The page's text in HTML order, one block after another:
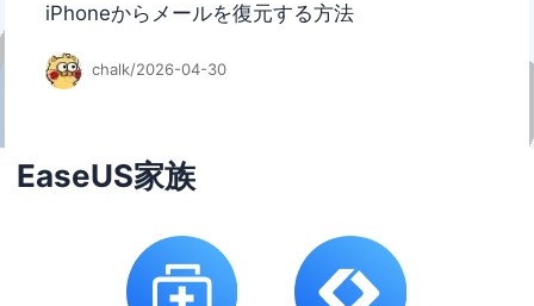
iPhoneからメールを復元する方法
chalk/2026-04-30
EaseUS家族